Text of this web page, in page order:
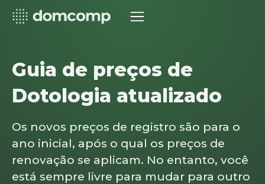
Guia de preços de
Dotologia atualizado
Os novos preços de registro são para o
ano inicial, após o qual os preços de
renovação se aplicam. No entanto, você
está sempre livre para mudar para outro